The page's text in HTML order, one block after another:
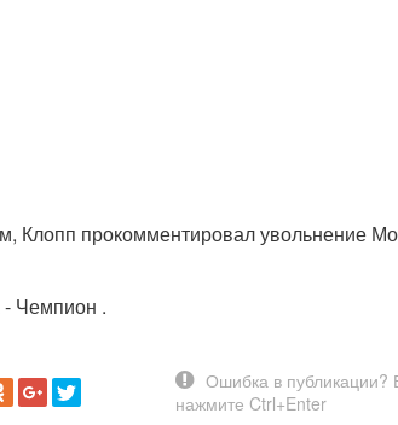
Клопп прокомментировал увольнение
- Чемпион .